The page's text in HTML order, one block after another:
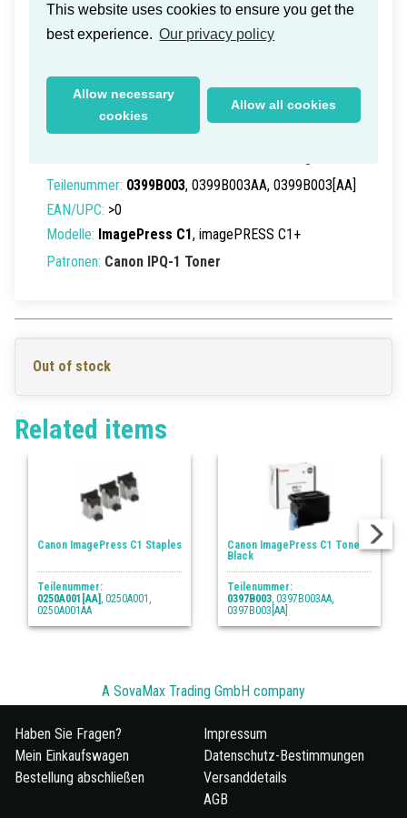
This website uses cookies to ensure you get the
best experience. Our privacy policy
Allow necessary
cookies
Allow all cookies
Canon IPQ-1 Toner Magenta 16k
(New Box)
Teilenummer: 0399B003, 0399B003AA, 0399B003[AA]
EAN/UPC: >0
Modelle: ImagePress C1, imagePRESS C1+
Patronen: Canon IPQ-1 Toner
Out of stock
Related items
Canon ImagePress C1 Staples
Teilenummer:
0250A001[AA], 0250A001,
0250A001AA
Canon ImagePress C1 Toner
Black
Teilenummer:
0397B003, 0397B003AA,
0397B003[AA]
A SovaMax Trading GmbH company
Haben Sie Fragen?
Mein Einkaufswagen
Bestellung abschließen
Impressum
Datenschutz-Bestimmungen
Versanddetails
AGB